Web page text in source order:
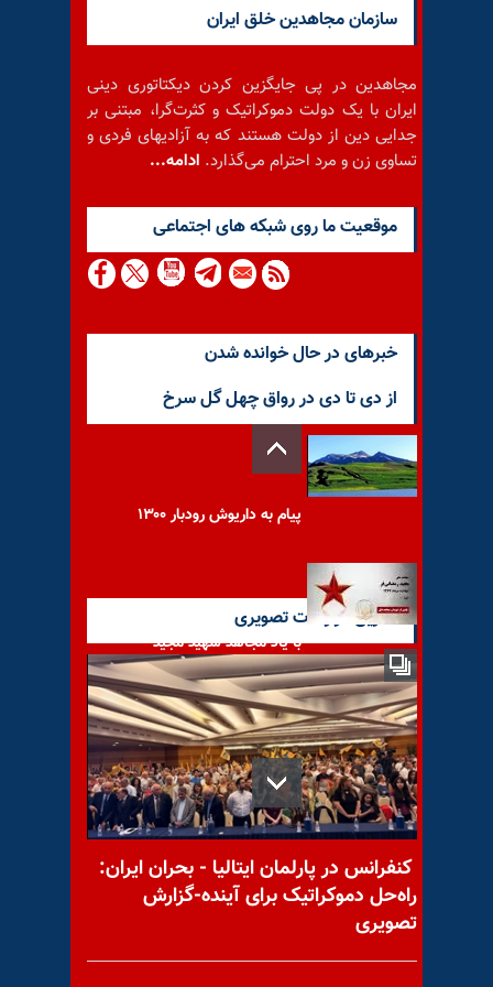
سازمان مجاهدین خلق ایران
مجاهدین در پی جایگزین کردن دیکتاتوری دینی
ایران با یک دولت دموکراتیک و کثرت‌گرا، مبتنی بر
جدایی دین از دولت هستند که به آزادیهای فردی و
تساوی زن و مرد احترام می‌گذارد. ادامه...
موقعيت ما روى شبكه هاى اجتماعى
خبرهای در حال خوانده شدن
از دی تا دی در رواق چهل گل سرخ
پیام به داریوش رودبار ۱۳۰۰
با یاد مجاهد شهید مجید
رمضانی فر
با یاد مجاهد شهید مجید
شناسی فام
آخرین گزارشات تصویری
کنفرانس در پارلمان ایتالیا - بحران ایران:
راه‌حل دموکراتیک برای آینده-گزارش
تصویری